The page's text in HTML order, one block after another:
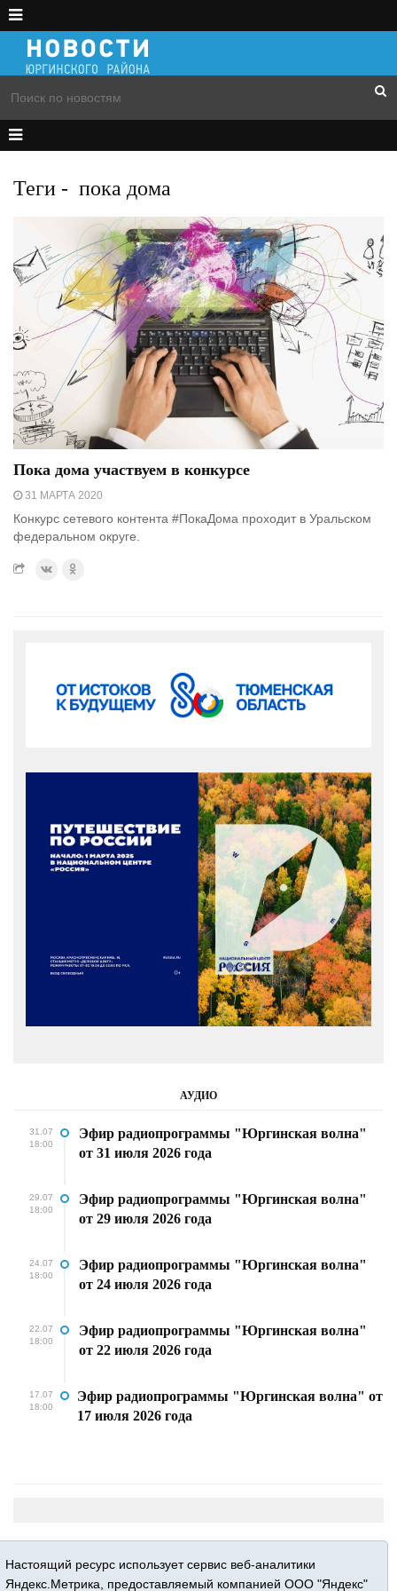
Теги - пока дома
Пока дома участвуем в конкурсе
31 МАРТА 2020
Конкурс сетевого контента #ПокаДома проходит в Уральском
федеральном округе.
АУДИО
31.07
18:00
Эфир радиопрограммы "Юргинская волна"
от 31 июля 2026 года
29.07
18:00
Эфир радиопрограммы "Юргинская волна"
от 29 июля 2026 года
24.07
18:00
Эфир радиопрограммы "Юргинская волна"
от 24 июля 2026 года
22.07
18:00
Эфир радиопрограммы "Юргинская волна"
от 22 июля 2026 года
17.07
18:00
Эфир радиопрограммы "Юргинская волна" от
17 июля 2026 года
Настоящий ресурс использует сервис веб-аналитики
Яндекс.Метрика, предоставляемый компанией ООО "Яндекс"